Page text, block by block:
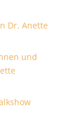
Dr. Anette
und